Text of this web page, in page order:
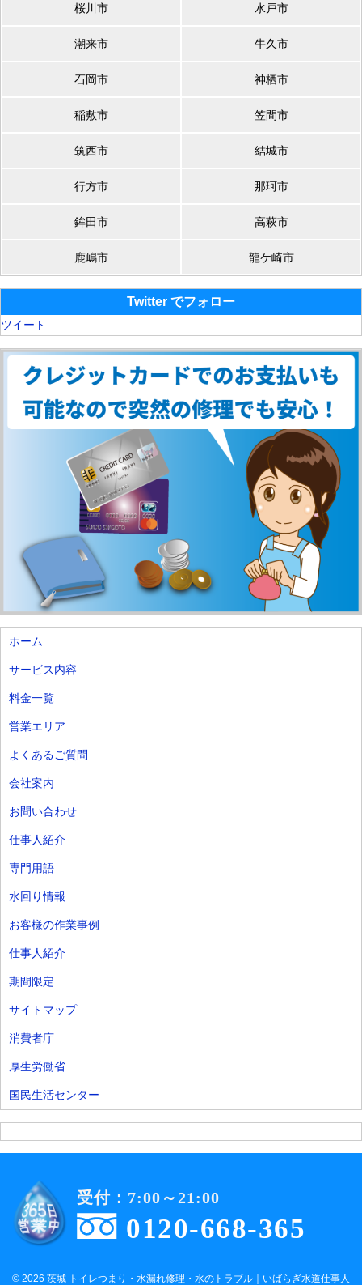
桜川市 水戸市
潮来市 牛久市
石岡市 神栖市
稲敷市 笠間市
筑西市 結城市
行方市 那珂市
鉾田市 高萩市
鹿嶋市 龍ケ崎市
Twitter でフォロー
ツイート
ホーム
サービス内容
料金一覧
営業エリア
よくあるご質問
会社案内
お問い合わせ
仕事人紹介
専門用語
水回り情報
お客様の作業事例
仕事人紹介
期間限定
サイトマップ
消費者庁
厚生労働省
国民生活センター
0120-668-365
受付：7:00～21:00
© 2026 茨城 トイレつまり・水漏れ修理・水のトラブル｜いばらぎ水道仕事人